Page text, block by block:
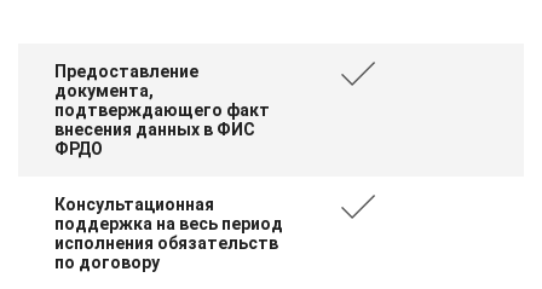
Предоставление
документа,
подтверждающего факт
внесения данных в ФИС
ФРДО
Консультационная
поддержка на весь период
исполнения обязательств
по договору